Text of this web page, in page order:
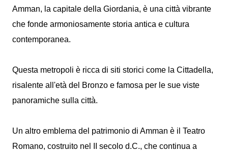
Amman, la capitale della Giordania, è una città vibrante
che fonde armoniosamente storia antica e cultura
contemporanea.
Questa metropoli è ricca di siti storici come la Cittadella,
risalente all'età del Bronzo e famosa per le sue viste
panoramiche sulla città.
Un altro emblema del patrimonio di Amman è il Teatro
Romano, costruito nel II secolo d.C., che continua a